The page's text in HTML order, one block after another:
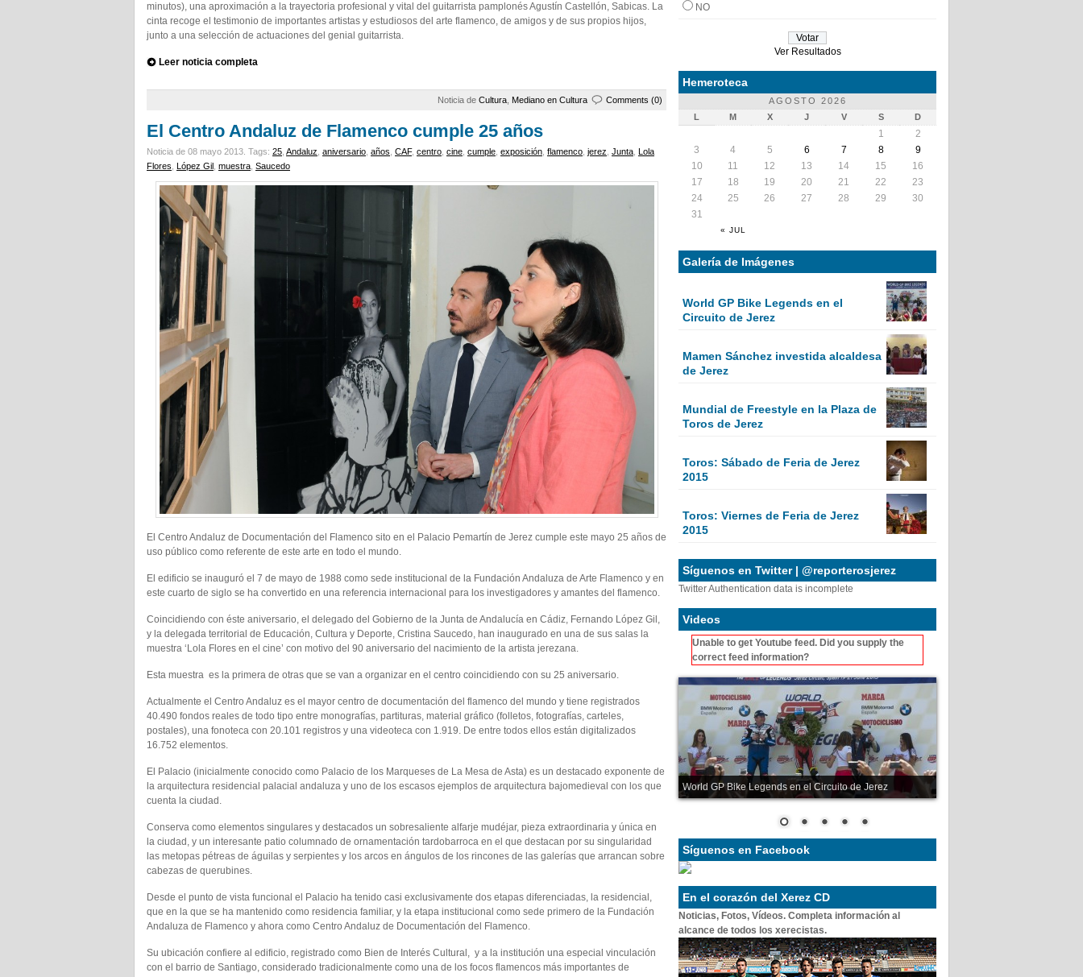
minutos), una aproximación a la trayectoria profesional y vital del guitarrista pamplonés Agustín Castellón, Sabicas. La
cinta recoge el testimonio de importantes artistas y estudiosos del arte flamenco, de amigos y de sus propios hijos,
junto a una selección de actuaciones del genial guitarrista.
Leer noticia completa
Noticia de Cultura Mediano en Cultura Comments (0)
El Centro Andaluz de Flamenco cumple 25 años
Noticia de 08 mayo 2013. Tags: 25 Andaluz aniversario años CAF, centro cine cumple exposición flamenco jerez Junta Lola
Flores López Gil muestra Saucedo
El Centro Andaluz de Documentación del Flamenco sito en el Palacio Pemartín de Jerez cumple este mayo 25 años de
uso público como referente de este arte en todo el mundo.
El edificio se inauguró el 7 de mayo de 1988 como sede institucional de la Fundación Andaluza de Arte Flamenco y en
este cuarto de siglo se ha convertido en una referencia internacional para los investigadores y amantes del flamenco.
Coincidiendo con éste aniversario, el delegado del Gobierno de la Junta de Andalucía en Cádiz, Fernando López Gil,
y la delegada territorial de Educación, Cultura y Deporte, Cristina Saucedo, han inaugurado en una de sus salas la
muestra ‘Lola Flores en el cine’ con motivo del 90 aniversario del nacimiento de la artista jerezana.
Esta muestra es la primera de otras que se van a organizar en el centro coincidiendo con su 25 aniversario.
Actualmente el Centro Andaluz es el mayor centro de documentación del flamenco del mundo y tiene registrados
40.490 fondos reales de todo tipo entre monografías, partituras, material gráfico (folletos, fotografías, carteles,
postales), una fonoteca con 20.101 registros y una videoteca con 1.919. De entre todos ellos están digitalizados
16.752 elementos.
El Palacio (inicialmente conocido como Palacio de los Marqueses de La Mesa de Asta) es un destacado exponente de
la arquitectura residencial palacial andaluza y uno de los escasos ejemplos de arquitectura bajomedieval con los que
cuenta la ciudad.
Conserva como elementos singulares y destacados un sobresaliente alfarje mudéjar, pieza extraordinaria y única en
la ciudad, y un interesante patio columnado de ornamentación tardobarroca en el que destacan por su singularidad
las metopas pétreas de águilas y serpientes y los arcos en ángulos de los rincones de las galerías que arrancan sobre
cabezas de querubines.
Desde el punto de vista funcional el Palacio ha tenido casi exclusivamente dos etapas diferenciadas, la residencial,
que en la que se ha mantenido como residencia familiar, y la etapa institucional como sede primero de la Fundación
Andaluza de Flamenco y ahora como Centro Andaluz de Documentación del Flamenco.
Su ubicación confiere al edificio, registrado como Bien de Interés Cultural, y a la institución una especial vinculación
con el barrio de Santiago, considerado tradicionalmente como una de los focos flamencos más importantes de
NO
Ver Resultados
Hemeroteca
AGOSTO 2026
L
M X J V S D
« JUL
1
2
3
4 5 6 7 8
9
10
11 12 13 14 15
16
17
18 19 20 21 22
23
24
25 26 27 28 29
30
31
Galería de Imágenes
World GP Bike Legends en el
Circuito de Jerez
Mamen Sánchez investida alcaldesa
de Jerez
Mundial de Freestyle en la Plaza de
Toros de Jerez
Toros: Sábado de Feria de Jerez
2015
Toros: Viernes de Feria de Jerez
2015
Síguenos en Twitter | @reporterosjerez
Twitter Authentication data is incomplete
Videos
Unable to get Youtube feed. Did you supply the
correct feed information?
World GP Bike Legends en el Circuito de Jerez
Síguenos en Facebook
En el corazón del Xerez CD
Noticias, Fotos, Vídeos. Completa información al
alcance de todos los xerecistas.